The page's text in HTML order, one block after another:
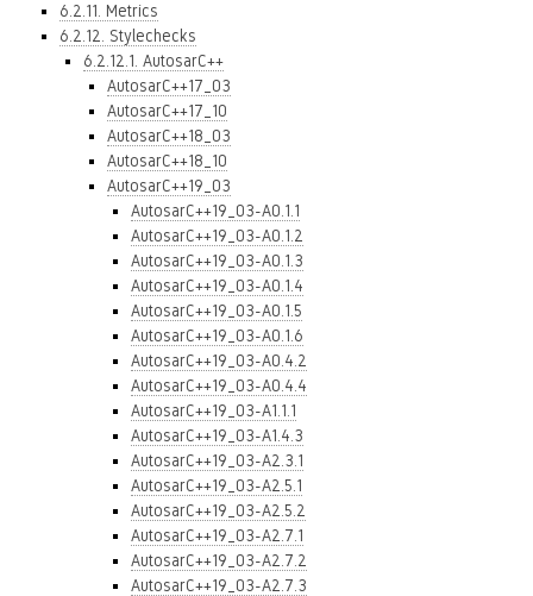
6.2.11. Metrics
6.2.12. Stylechecks
6.2.12.1. AutosarC++
AutosarC++17_03
AutosarC++17_10
AutosarC++18_03
AutosarC++18_10
AutosarC++19_03
AutosarC++19_03-A0.1.1
AutosarC++19_03-A0.1.2
AutosarC++19_03-A0.1.3
AutosarC++19_03-A0.1.4
AutosarC++19_03-A0.1.5
AutosarC++19_03-A0.1.6
AutosarC++19_03-A0.4.2
AutosarC++19_03-A0.4.4
AutosarC++19_03-A1.1.1
AutosarC++19_03-A1.4.3
AutosarC++19_03-A2.3.1
AutosarC++19_03-A2.5.1
AutosarC++19_03-A2.5.2
AutosarC++19_03-A2.7.1
AutosarC++19_03-A2.7.2
AutosarC++19_03-A2.7.3